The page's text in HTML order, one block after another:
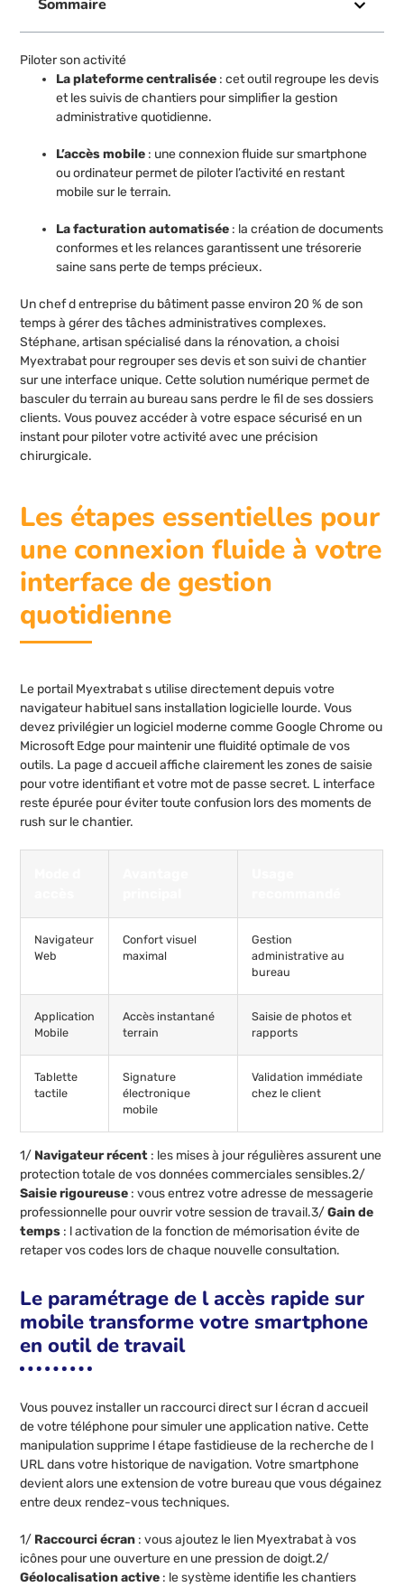
Sommaire
Piloter son activité
La plateforme centralisée : cet outil regroupe les devis
et les suivis de chantiers pour simplifier la gestion
administrative quotidienne.
L’accès mobile : une connexion fluide sur smartphone
ou ordinateur permet de piloter l’activité en restant
mobile sur le terrain.
La facturation automatisée : la création de documents
conformes et les relances garantissent une trésorerie
saine sans perte de temps précieux.
Un chef d entreprise du bâtiment passe environ 20 % de son
temps à gérer des tâches administratives complexes.
Stéphane, artisan spécialisé dans la rénovation, a choisi
Myextrabat pour regrouper ses devis et son suivi de chantier
sur une interface unique. Cette solution numérique permet de
basculer du terrain au bureau sans perdre le fil de ses dossiers
clients. Vous pouvez accéder à votre espace sécurisé en un
instant pour piloter votre activité avec une précision
chirurgicale.
Les étapes essentielles pour
une connexion fluide à votre
interface de gestion
quotidienne
Le portail Myextrabat s utilise directement depuis votre
navigateur habituel sans installation logicielle lourde. Vous
devez privilégier un logiciel moderne comme Google Chrome ou
Microsoft Edge pour maintenir une fluidité optimale de vos
outils. La page d accueil affiche clairement les zones de saisie
pour votre identifiant et votre mot de passe secret. L interface
reste épurée pour éviter toute confusion lors des moments de
rush sur le chantier.
Navigateur
Web
Confort visuel
maximal
Gestion
administrative au
bureau
Application
Mobile
Accès instantané
terrain
Saisie de photos et
rapports
Tablette
tactile
Signature
électronique
mobile
Validation immédiate
chez le client
1/ Navigateur récent : les mises à jour régulières assurent une
protection totale de vos données commerciales sensibles.2/
Saisie rigoureuse : vous entrez votre adresse de messagerie
professionnelle pour ouvrir votre session de travail.3/Gain de
temps : l activation de la fonction de mémorisation évite de
retaper vos codes lors de chaque nouvelle consultation.
Le paramétrage de l accès rapide sur
mobile transforme votre smartphone
en outil de travail
Vous pouvez installer un raccourci direct sur l écran d accueil
de votre téléphone pour simuler une application native. Cette
manipulation supprime l étape fastidieuse de la recherche de l
URL dans votre historique de navigation. Votre smartphone
devient alors une extension de votre bureau que vous dégainez
entre deux rendez-vous techniques.
1/ Raccourci écran : vous ajoutez le lien Myextrabat à vos
icônes pour une ouverture en une pression de doigt.2/
Géolocalisation active : le système identifie les chantiers